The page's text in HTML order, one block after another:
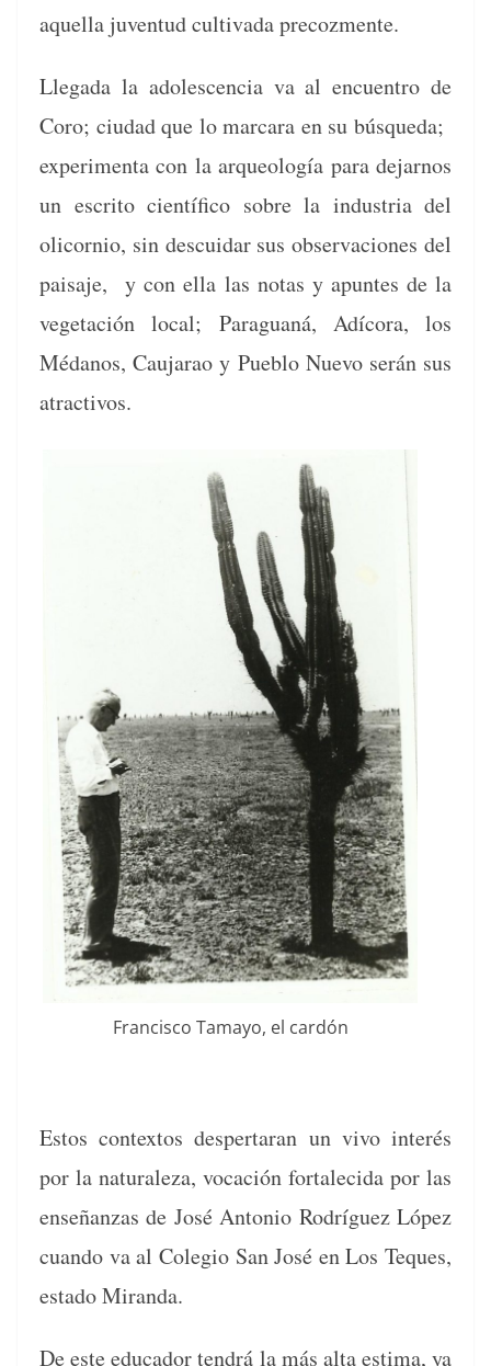
aque­l­la juven­tud cul­ti­va­da precozmente.
Lle­ga­da la ado­les­cen­cia va al encuen­tro de
Coro; ciu­dad que lo mar­cara en su búsque­da;
exper­i­men­ta con la arque­ología para dejarnos
un escrito cien­tí­fi­co sobre la indus­tria del
olicornio, sin des­cuidar sus obser­va­ciones del
paisaje, y con ella las notas y apuntes de la
veg­etación local; Paraguaná, Adí­co­ra, los
Médanos, Cau­jarao y Pueblo Nue­vo serán sus
atractivos.
Fran­cis­co Tamayo, el cardón
Estos con­tex­tos des­per­taran un vivo interés
por la nat­u­raleza, vocación for­t­ale­ci­da por las
enseñan­zas de José Anto­nio Rodríguez López
cuan­do va al Cole­gio San José en Los Teques,
esta­do Miranda.
De este edu­cador ten­drá la más alta esti­ma, ya